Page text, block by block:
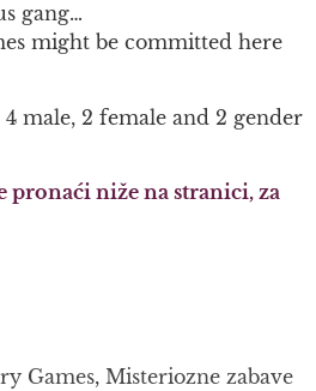
gang…
might be committed here
male, 2 female and 2 gender
niže na stranici, za
Games, Misteriozne zabave